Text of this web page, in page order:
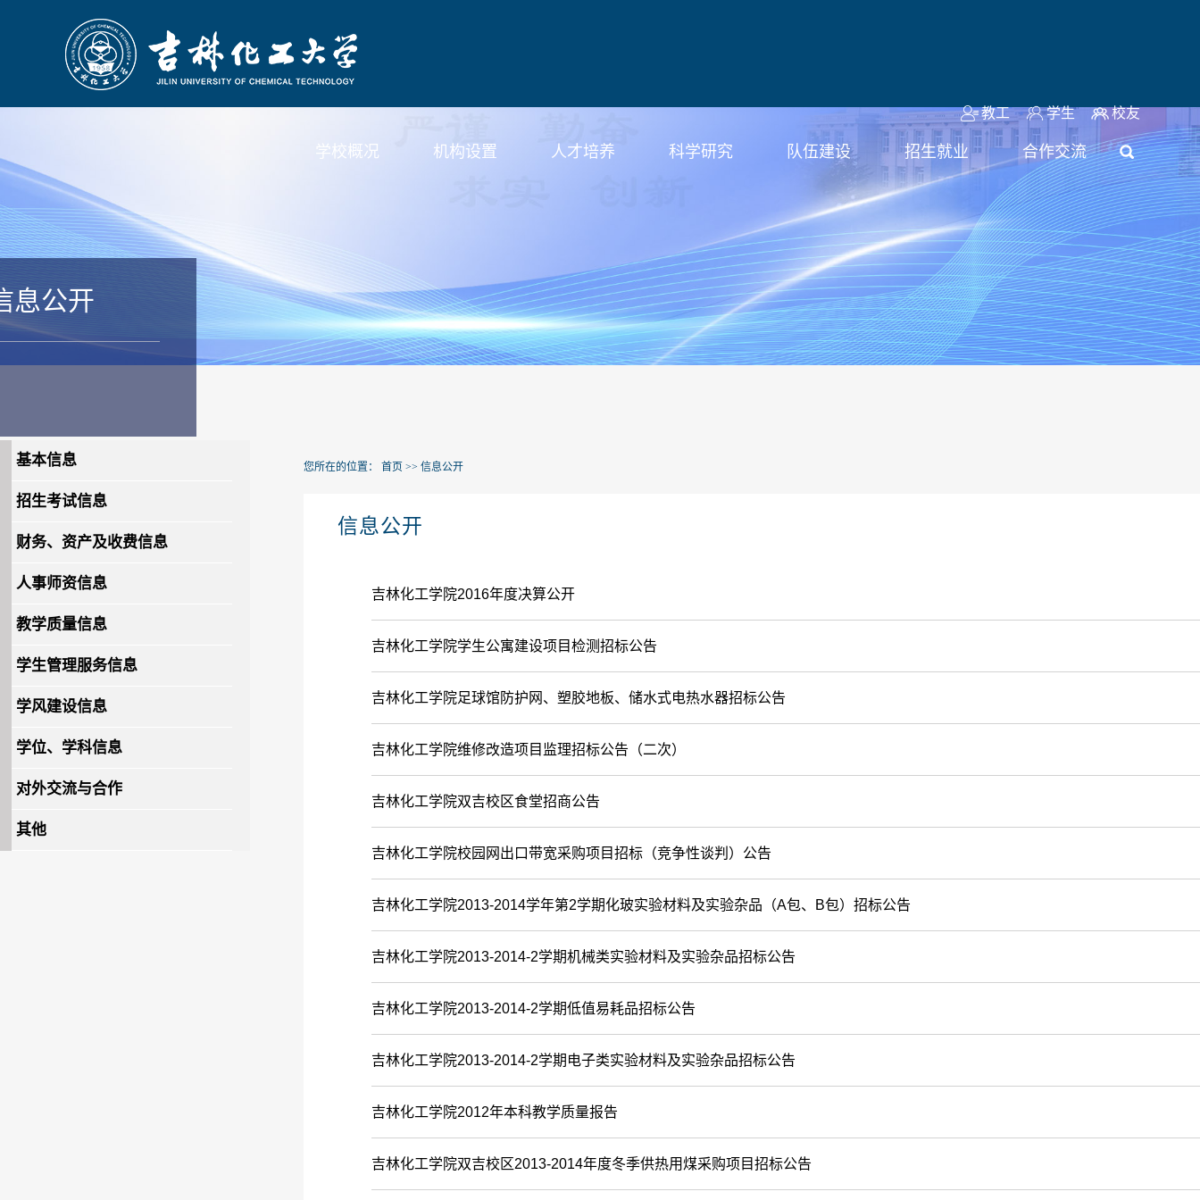
教工 学生 校友
学校概况 机构设置 人才培养 科学研究 队伍建设 招生就业 合作交流
息公开
基本信息
招生考试信息
财务、资产及收费信息
人事师资信息
教学质量信息
学生管理服务信息
学风建设信息
学位、学科信息
对外交流与合作
其他
您所在的位置： 首页 >> 信息公开
信息公开
吉林化工学院2016年度决算公开
吉林化工学院学生公寓建设项目检测招标公告
吉林化工学院足球馆防护网、塑胶地板、储水式电热水器招标公告
吉林化工学院维修改造项目监理招标公告（二次）
吉林化工学院双吉校区食堂招商公告
吉林化工学院校园网出口带宽采购项目招标（竞争性谈判）公告
吉林化工学院2013-2014学年第2学期化玻实验材料及实验杂品（A包、B包）招标公告
吉林化工学院2013-2014-2学期机械类实验材料及实验杂品招标公告
吉林化工学院2013-2014-2学期低值易耗品招标公告
吉林化工学院2013-2014-2学期电子类实验材料及实验杂品招标公告
吉林化工学院2012年本科教学质量报告
吉林化工学院双吉校区2013-2014年度冬季供热用煤采购项目招标公告